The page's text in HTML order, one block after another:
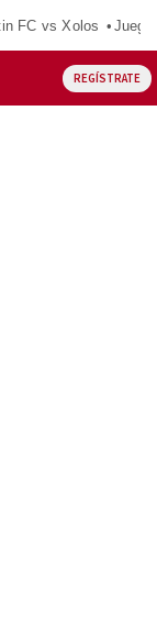
FC vs Xolos
REGÍSTRATE